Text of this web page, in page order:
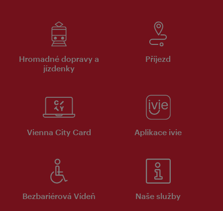
Hromadné dopravy a
jízdenky
Příjezd
Vienna City Card Aplikace ivie
Bezbariérová Vídeň Naše služby